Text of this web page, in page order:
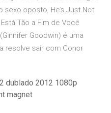
oposto, He’s Just Not
Tão a Fim de Você
(Ginnifer Goodwin) é uma
resolve sair com Conor
dublado 2012 1080p
magnet